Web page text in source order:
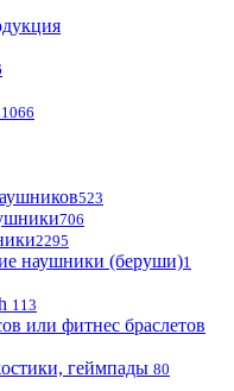
1066
523
706
2295
наушники (беруши)1
113
или фитнес браслетов
геймпады 80